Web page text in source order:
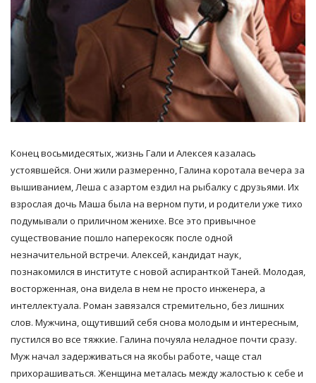
Конец восьмидесятых, жизнь Гали и Алексея казалась
устоявшейся. Они жили размеренно, Галина коротала вечера за
вышиванием, Леша с азартом ездил на рыбалку с друзьями. Их
взрослая дочь Маша была на верном пути, и родители уже тихо
подумывали о приличном женихе. Все это привычное
существование пошло наперекосяк после одной
незначительной встречи. Алексей, кандидат наук,
познакомился в институте с новой аспиранткой Таней. Молодая,
восторженная, она видела в нем не просто инженера, а
интеллектуала. Роман завязался стремительно, без лишних
слов. Мужчина, ощутивший себя снова молодым и интересным,
пустился во все тяжкие. Галина почуяла неладное почти сразу.
Муж начал задерживаться на якобы работе, чаще стал
прихорашиваться. Женщина металась между жалостью к себе и